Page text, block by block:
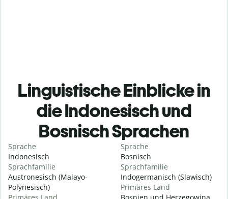
Linguistische Einblicke in
die Indonesisch und
Bosnisch Sprachen
Sprache
Indonesisch
Sprachfamilie
Austronesisch (Malayo-
Polynesisch)
Sprache
Bosnisch
Sprachfamilie
Indogermanisch (Slawisch)
Primäres Land